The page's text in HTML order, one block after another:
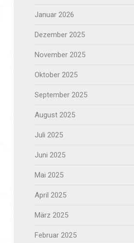
Januar 2026
Dezember 2025
November 2025
Oktober 2025
September 2025
August 2025
Juli 2025
Juni 2025
Mai 2025
April 2025
März 2025
Februar 2025